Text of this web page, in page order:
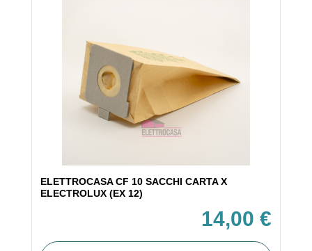
ELETTROCASA CF 10 SACCHI CARTA X
ELECTROLUX (EX 12)
14,00 €